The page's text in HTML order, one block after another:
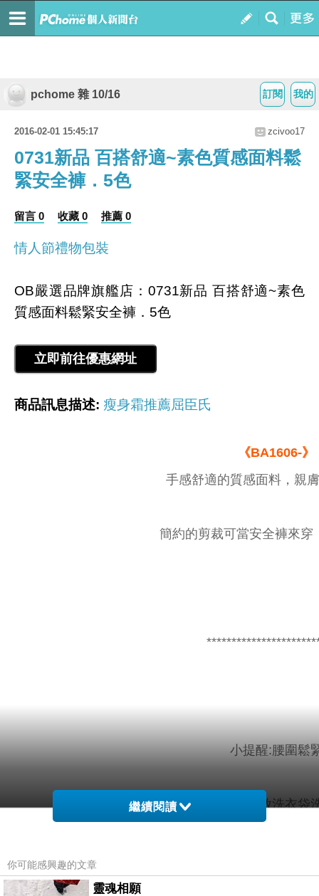
我的
訂閱
pchome 雜 10/16
2016-02-01 15:45:17 zcivoo17
0731新品 百搭舒適~素色質感面料鬆
緊安全褲．5色
留言 0 收藏 0 推薦 0
情人節禮物包裝
OB嚴選品牌旗艦店：0731新品 百搭舒適~素色
質感面料鬆緊安全褲．5色
商品訊息描述: 瘦身霜推薦屈臣氏
《BA1606-》
手感舒適的質感面料，親
簡約的剪裁可當安全褲來穿
小提醒:腰圍鬆
建議單獨洗滌，手洗或放洗衣袋
材質 色 配
繼續閱讀
你可能感興趣的文章
靈魂相願